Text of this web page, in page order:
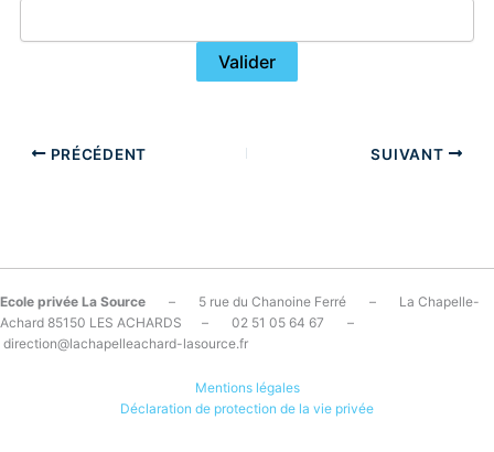
PRÉCÉDENT SUIVANT
Ecole privée La Source – 5 rue du Chanoine Ferré – La Chapelle-
Achard 85150 LES ACHARDS – 02 51 05 64 67 –
direction@lachapelleachard-lasource.fr
Mentions légales
Déclaration de protection de la vie privée